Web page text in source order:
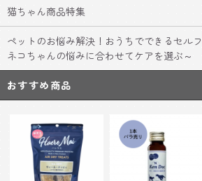
猫ちゃん商品特集
ペットのお悩み解決！おうちでできるセル
ネコちゃんの悩みに合わせてケアを選ぶ～
おすすめ商品